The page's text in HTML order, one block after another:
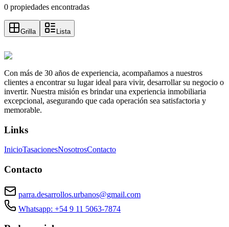
0 propiedades encontradas
Grilla Lista
Con más de 30 años de experiencia, acompañamos a nuestros
clientes a encontrar su lugar ideal para vivir, desarrollar su negocio o
invertir. Nuestra misión es brindar una experiencia inmobiliaria
excepcional, asegurando que cada operación sea satisfactoria y
memorable.
Links
InicioTasacionesNosotrosContacto
Contacto
parra.desarrollos.urbanos@gmail.com
Whatsapp: +54 9 11 5063-7874